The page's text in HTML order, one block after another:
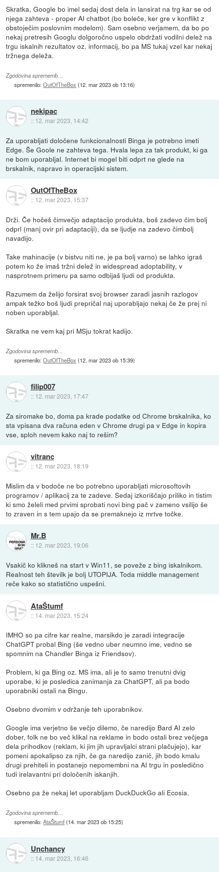
Skratka, Google bo imel sedaj dost dela in lansirat na trg kar se od
njega zahteva - proper AI chatbot (bo boleče, ker gre v konflikt z
obstoječim poslovnim modelom). Sam osebno verjamem, da bo po
nekaj pretresih Googlu dolgoročno uspelo obdržati vodilni delež na
trgu iskalnih rezultatov oz. informacij, bo pa MS tukaj vzel kar nekaj
tržnega deleža.
Zgodovina sprememb…
spremenilo:OutOfTheBox (12. mar 2023 ob 13:16)
nekipac
:: 12. mar 2023, 14:42
Za uporabljati določene funkcionalnosti Binga je potrebno imeti
Edge. Še Goole ne zahteva tega. Hvala lepa za tak produkt, ki ga
ne bom uporabljal. Internet bi mogel biti odprt ne glede na
brskalnik, napravo in operacijski sistem.
OutOfTheBox
:: 12. mar 2023, 15:37
Drži. Če hočeš čimvečjo adaptacijo produkta, boš zadevo čim bolj
odprl (manj ovir pri adaptaciji), da se ljudje na zadevo čimbolj
navadijo.
Take mahinacije (v bistvu niti ne, je pa bolj varno) se lahko igraš
potem ko že imaš tržni delež in widespread adoptability, v
nasprotnem primeru pa samo odbijaš ljudi od produkta.
Razumem da želijo forsirat svoj browser zaradi jasnih razlogov
ampak težko boš ljudi prepričal naj uporabljajo nekaj če že prej ni
noben uporabljal.
Skratka ne vem kaj pri MSju tokrat kadijo.
Zgodovina sprememb…
spremenilo:OutOfTheBox (12. mar 2023 ob 15:39)
filip007
:: 12. mar 2023, 17:47
Za siromake bo, doma pa krade podatke od Chrome brskalnika, ko
sta vpisana dva računa eden v Chrome drugi pa v Edge in kopira
vse, sploh nevem kako naj to rešim?
vitranc
:: 12. mar 2023, 18:19
Mislim da v bodoče ne bo potrebno uporabljati microsoftovih
programov / aplikacij za te zadeve. Sedaj izkoriščajo priliko in tistim
ki smo želeli med prvimi sprobati novi bing pač v zameno vsilijo še
to zraven in s tem upajo da se premaknejo iz mrtve točke.
Mr.B
:: 12. mar 2023, 19:06
Vsakič ko klikneš na start v Win11, se poveže z bing iskalnikom.
Realnost teh številk je bolj UTOPIJA. Toda middle management
reče kako so statistično uspešni.
AtaŠtumf
:: 14. mar 2023, 15:24
IMHO so pa cifre kar realne, marsikdo je zaradi integracije
ChatGPT probal Bing (še vedno uber neumno ime, vedno se
spomnim na Chandler Binga iz Friendsov).
Problem, ki ga Bing oz. MS ima, ali je to samo trenutni dvig
uporabe, ki je posledica zanimanja za ChatGPT, ali pa bodo
uporabniki ostali na Bingu.
Osebno dvomim v održanje teh uporabnikov.
Google ima verjetno še večjo dilemo, če naredijo Bard AI zelo
dober, folk ne bo več klikal na reklame in bodo ostali brez večjega
dela prihodkov (reklam, ki jim jih upravljalci strani plačujejo), kar
pomeni apokalipso za njih, če ga naredijo zanič, jih bodo kmalu
drugi prehiteli in postanejo nepomembni na AI trgu in posledično
tudi irelavantni pri določenih iskanjih.
Osebno pa že nekaj let uporabljam DuckDuckGo ali Ecosia.
Zgodovina sprememb…
spremenilo:AtaŠtumf(14. mar 2023 ob 15:25)
Unchancy
:: 14. mar 2023, 16:46